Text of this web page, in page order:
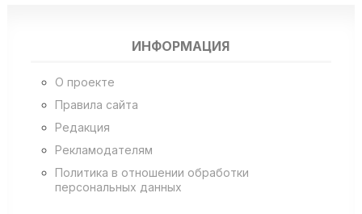
ИНФОРМАЦИЯ
О проекте
Правила сайта
Редакция
Рекламодателям
Политика в отношении обработки
персональных данных